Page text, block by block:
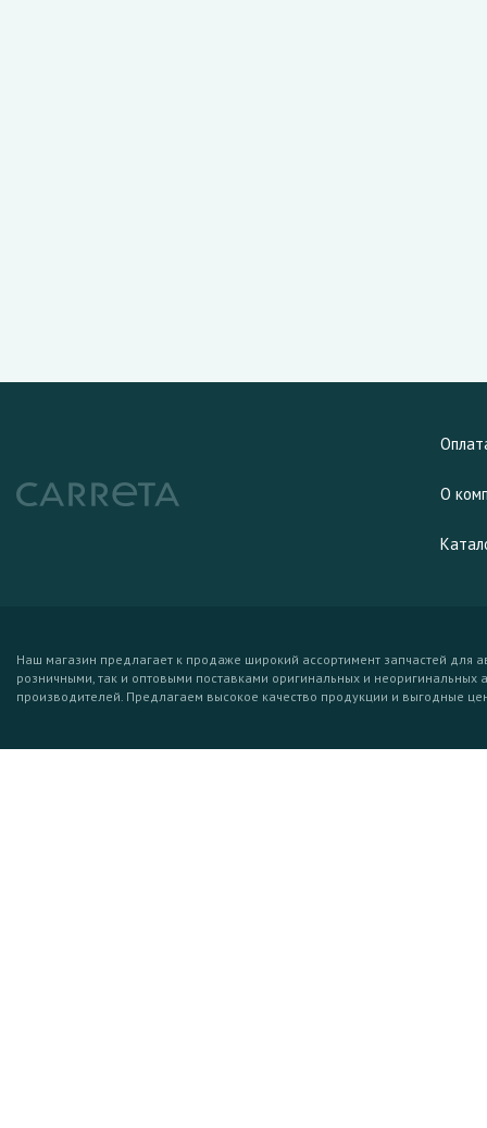
О
Наш магазин предлагает к продаже широкий ассортимент запчастей для
розничными, так и оптовыми поставками оригинальных и неоригинальных
производителей. Предлагаем высокое качество продукции и выгодные